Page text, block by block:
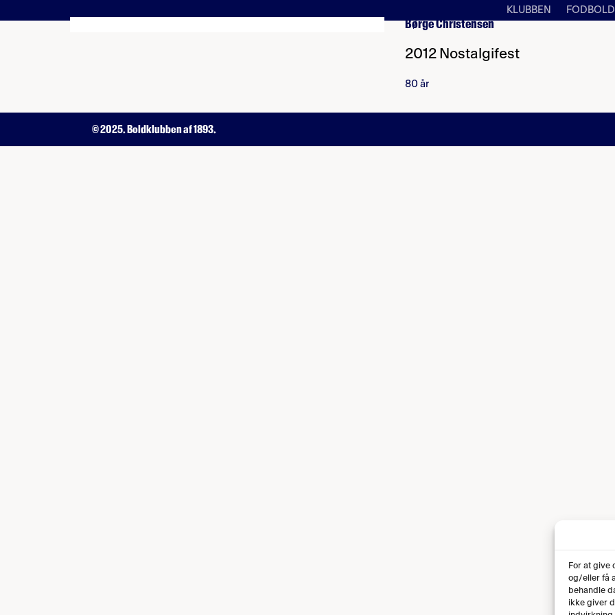
For at give
og/eller få
behandle
ikke giver
KLUBBEN
Børge Christensen
2012 Nostalgifest
80 år
© 2025. Boldklubben af 1893.